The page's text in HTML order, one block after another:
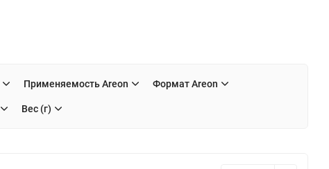
Применяемость Areon Формат Areon
Вес (г)